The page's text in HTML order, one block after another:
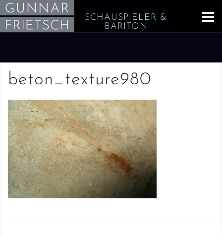
Skip
to
content
SCHAUSPIELER &
BARITON
beton_texture980